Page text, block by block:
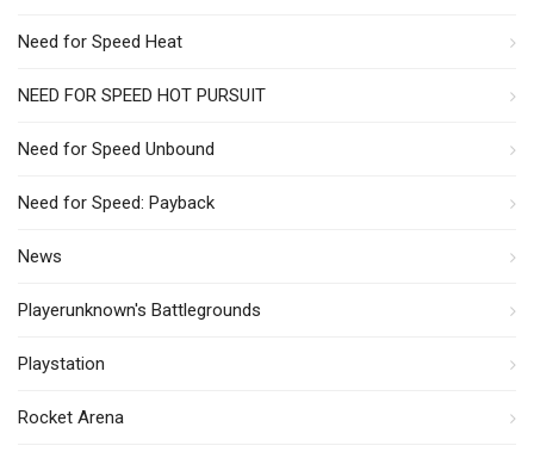
Need for Speed Heat
NEED FOR SPEED HOT PURSUIT
Need for Speed Unbound
Need for Speed: Payback
News
Playerunknown's Battlegrounds
Playstation
Rocket Arena